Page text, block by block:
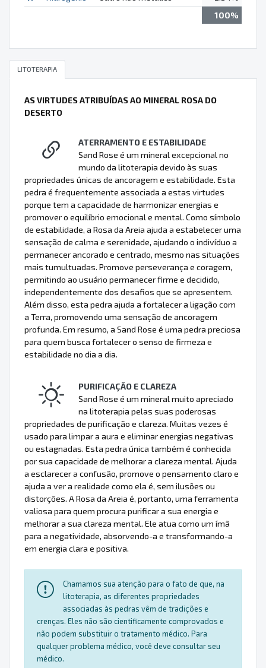
100%
LITOTERAPIA
AS VIRTUDES ATRIBUÍDAS AO MINERAL ROSA DO
DESERTO
ATERRAMENTO E ESTABILIDADE
Sand Rose é um mineral excepcional no
mundo da litoterapia devido às suas
propriedades únicas de ancoragem e estabilidade. Esta
pedra é frequentemente associada a estas virtudes
porque tem a capacidade de harmonizar energias e
promover o equilíbrio emocional e mental. Como símbolo
de estabilidade, a Rosa da Areia ajuda a estabelecer uma
sensação de calma e serenidade, ajudando o indivíduo a
permanecer ancorado e centrado, mesmo nas situações
mais tumultuadas. Promove perseverança e coragem,
permitindo ao usuário permanecer firme e decidido,
independentemente dos desafios que se apresentem.
Além disso, esta pedra ajuda a fortalecer a ligação com
a Terra, promovendo uma sensação de ancoragem
profunda. Em resumo, a Sand Rose é uma pedra preciosa
para quem busca fortalecer o senso de firmeza e
estabilidade no dia a dia.
PURIFICAÇÃO E CLAREZA
Sand Rose é um mineral muito apreciado
na litoterapia pelas suas poderosas
propriedades de purificação e clareza. Muitas vezes é
usado para limpar a aura e eliminar energias negativas
ou estagnadas. Esta pedra única também é conhecida
por sua capacidade de melhorar a clareza mental. Ajuda
a esclarecer a confusão, promove o pensamento claro e
ajuda a ver a realidade como ela é, sem ilusões ou
distorções. A Rosa da Areia é, portanto, uma ferramenta
valiosa para quem procura purificar a sua energia e
melhorar a sua clareza mental. Ele atua como um ímã
para a negatividade, absorvendo-a e transformando-a
em energia clara e positiva.
Chamamos sua atenção para o fato de que, na
litoterapia, as diferentes propriedades
associadas às pedras vêm de tradições e
crenças. Eles não são cientificamente comprovados e
não podem substituir o tratamento médico. Para
qualquer problema médico, você deve consultar seu
médico.